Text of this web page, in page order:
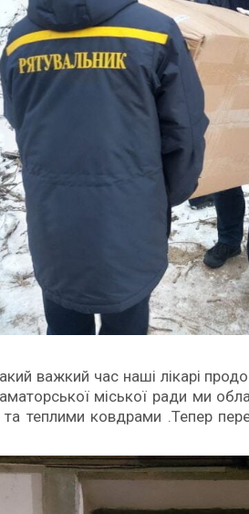
важкий час наші лікарі
міської ради ми
теплими ковдрами .Тепер